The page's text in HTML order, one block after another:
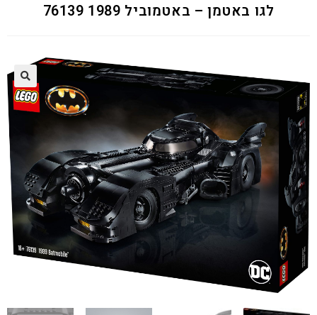
לגו באטמן – באטמוביל 1989 76139